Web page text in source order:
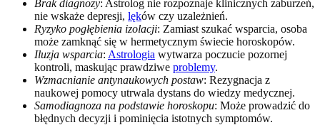
Brak diagnozy: Astrolog nie rozpoznaje klinicznych zaburzeń,
nie wskaże depresji, lęków czy uzależnień.
Ryzyko pogłębienia izolacji: Zamiast szukać wsparcia, osoba
może zamknąć się w hermetycznym świecie horoskopów.
Iluzja wsparcia: Astrologia wytwarza poczucie pozornej
kontroli, maskując prawdziwe problemy.
Wzmacnianie antynaukowych postaw: Rezygnacja z
naukowej pomocy utrwala dystans do wiedzy medycznej.
Samodiagnoza na podstawie horoskopu: Może prowadzić do
błędnych decyzji i pominięcia istotnych symptomów.